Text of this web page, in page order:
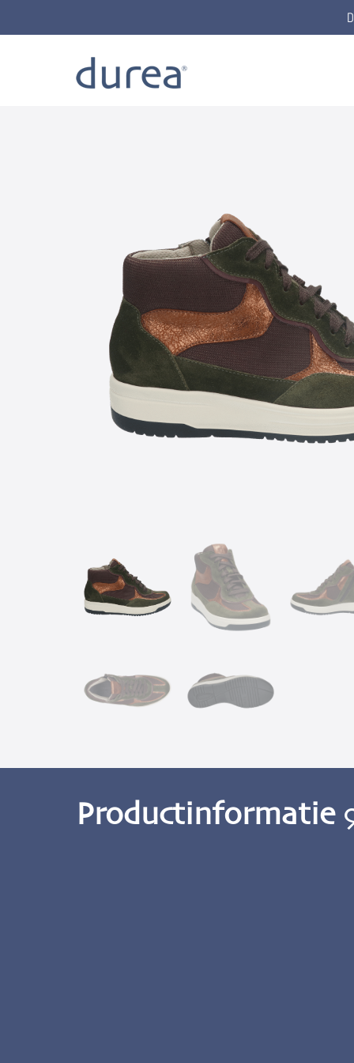
Home Schnürstiefel
Productinformatie